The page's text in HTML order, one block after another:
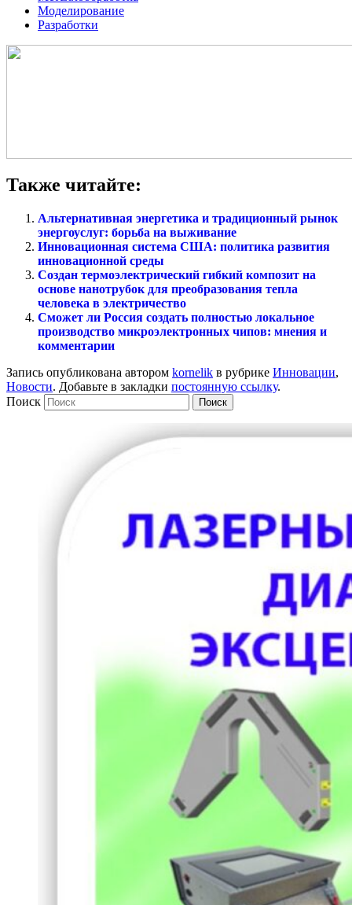
Моделирование
Разработки
Также читайте:
Альтернативная энергетика и традиционный рынок
энергоуслуг: борьба на выживание
Инновационная система США: политика развития
инновационной среды
Создан термоэлектрический гибкий композит на
основе нанотрубок для преобразования тепла
человека в электричество
Сможет ли Россия создать полностью локальное
производство микроэлектронных чипов: мнения и
комментарии
Запись опубликована автором kornelik в рубрике Инновации,
Новости. Добавьте в закладки постоянную ссылку.
Поиск